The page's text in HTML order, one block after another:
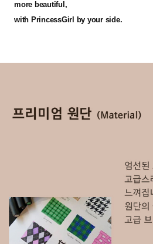
more beautiful,
with PrincessGirl by your side.